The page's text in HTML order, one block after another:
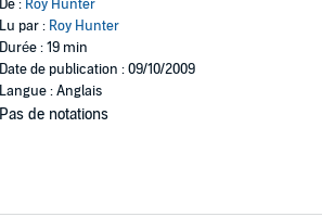
De : Roy Hunter
Lu par : Roy Hunter
Durée : 19 min
Date de publication : 09/10/2009
Langue : Anglais
Pas de notations